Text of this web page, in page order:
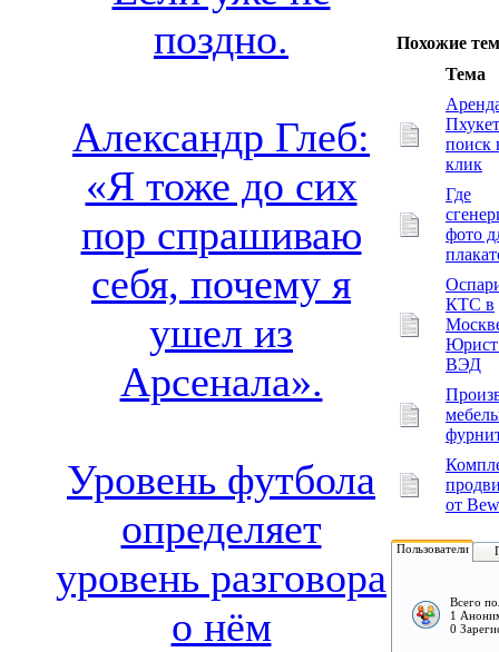
поздно.
Александр Глеб:
«Я тоже до сих
пор спрашиваю
себя, почему я
ушел из
Арсенала».
Уровень футбола
определяет
уровень разговора
о нём
Похожие
Тема
поиск
клик
Где
фото
КТС в
ВЭД
от
Пользователи
Всего
1
0